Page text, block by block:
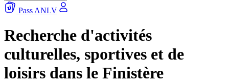
Pass ANLV
Recherche d'activités
culturelles, sportives et de
loisirs dans le Finistère